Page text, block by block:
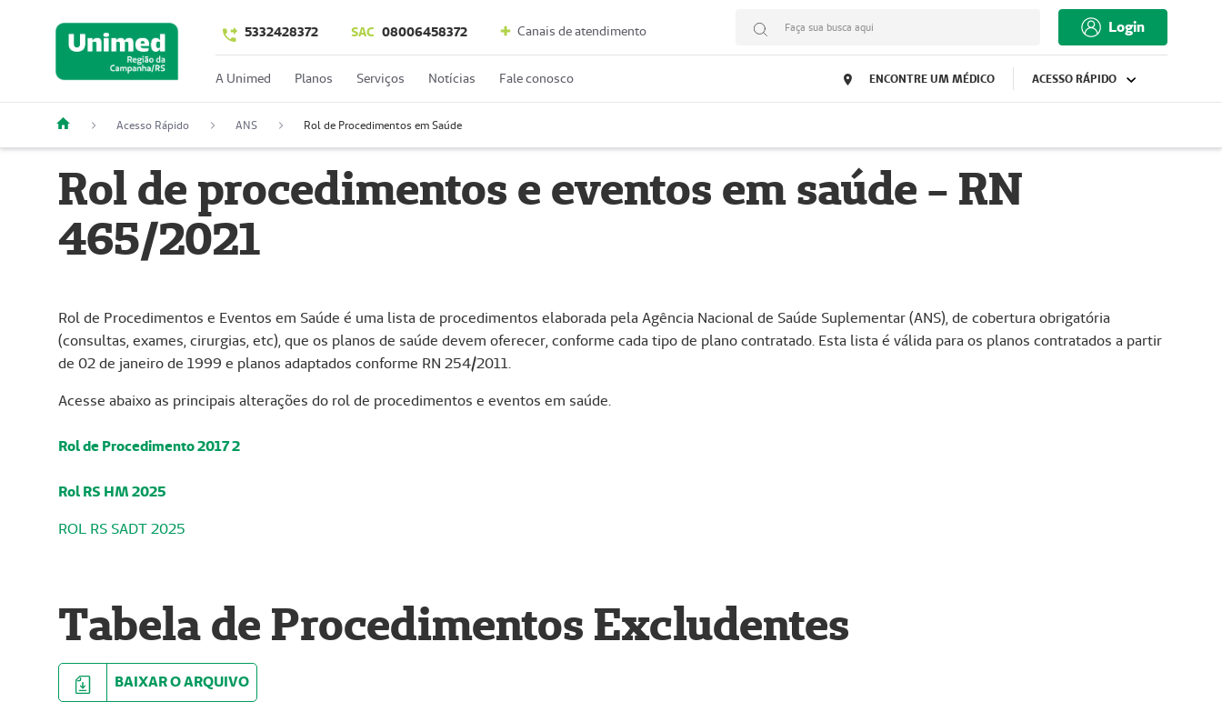
5332428372 SAC 08006458372 Canais de atendimento Faça sua busca aqui Login
A Unimed Planos Serviços Notícias Fale conosco ENCONTRE UM MÉDICO ACESSO RÁPIDO
Acesso Rápido ANS Rol de Procedimentos em Saúde
Rol de procedimentos e eventos em saúde - RN
465/2021
Rol de Procedimentos e Eventos em Saúde é uma lista de procedimentos elaborada pela Agência Nacional de Saúde Suplementar (ANS), de cobertura obrigatória
(consultas, exames, cirurgias, etc), que os planos de saúde devem oferecer, conforme cada tipo de plano contratado. Esta lista é válida para os planos contratados a partir
de 02 de janeiro de 1999 e planos adaptados conforme RN 254/2011.
Acesse abaixo as principais alterações do rol de procedimentos e eventos em saúde.
Rol de Procedimento 2017 2
Rol RS HM 2025
ROL RS SADT 2025
Tabela de Procedimentos Excludentes
BAIXAR O ARQUIVO